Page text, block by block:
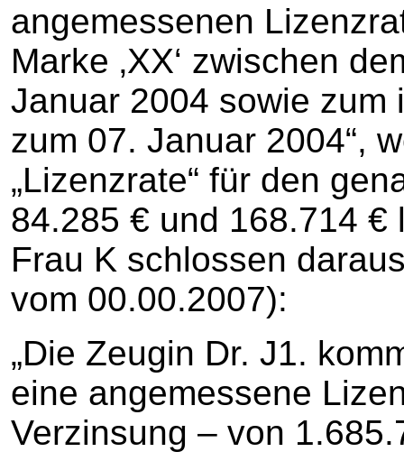
angemessenen
Marke ‚XX‘ zwischen
Januar 2004 sowie zum
zum 07. Januar 2004“,
„Lizenzrate“ für den
84.285 € und 168.714
Frau K schlossen
vom 00.00.2007):
„Die Zeugin Dr. J1.
eine angemessene
Verzinsung – von